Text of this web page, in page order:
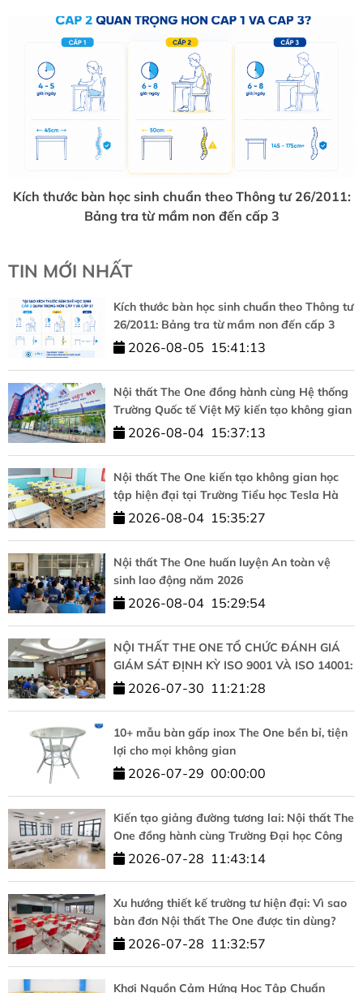
Kích thước bàn học sinh chuẩn theo Thông tư 26/2011:
Bảng tra từ mầm non đến cấp 3
TIN MỚI NHẤT
Kích thước bàn học sinh chuẩn theo Thông tư
26/2011: Bảng tra từ mầm non đến cấp 3
2026-08-05 15:41:13
Nội thất The One đồng hành cùng Hệ thống
Trường Quốc tế Việt Mỹ kiến tạo không gian
học tập chuẩn quốc tế
2026-08-04 15:37:13
Nội thất The One kiến tạo không gian học
tập hiện đại tại Trường Tiểu học Tesla Hà
Nội2026-08-04 15:35:27
Nội thất The One huấn luyện An toàn vệ
sinh lao động năm 2026
2026-08-04 15:29:54
NỘI THẤT THE ONE TỔ CHỨC ĐÁNH GIÁ
GIÁM SÁT ĐỊNH KỲ ISO 9001 VÀ ISO 14001:
KHẲNG ĐỊNH CAM KẾT CHẤT LƯỢNG VÀ
2026-07-30 11:21:28
10+ mẫu bàn gấp inox The One bền bỉ, tiện
lợi cho mọi không gian
2026-07-29 00:00:00
Kiến tạo giảng đường tương lai: Nội thất The
One đồng hành cùng Trường Đại học Công
nghệ – ĐHQGHN
2026-07-28 11:43:14
Xu hướng thiết kế trường tư hiện đại: Vì sao
bàn đơn Nội thất The One được tin dùng?
2026-07-28 11:32:57
Khơi Nguồn Cảm Hứng Học Tập Chuẩn